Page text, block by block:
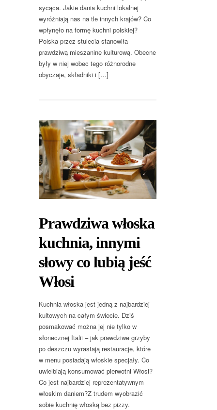
sycąca. Jakie dania kuchni lokalnej
wyróżniają nas na tle innych krajów? Co
wpłynęło na formę kuchni polskiej?
Polska przez stulecia stanowiła
prawdziwą mieszaninę kulturową. Obecne
były w niej wobec tego różnorodne
obyczaje, składniki i […]
Prawdziwa włoska
kuchnia, innymi
słowy co lubią jeść
Włosi
Kuchnia włoska jest jedną z najbardziej
kultowych na całym świecie. Dziś
posmakować można jej nie tylko w
słonecznej Italii – jak prawdziwe grzyby
po deszczu wyrastają restauracje, które
w menu posiadają włoskie specjały. Co
uwielbiają konsumować pierwotni Włosi?
Co jest najbardziej reprezentatywnym
włoskim daniem?Z trudem wyobrazić
sobie kuchnię włoską bez pizzy.